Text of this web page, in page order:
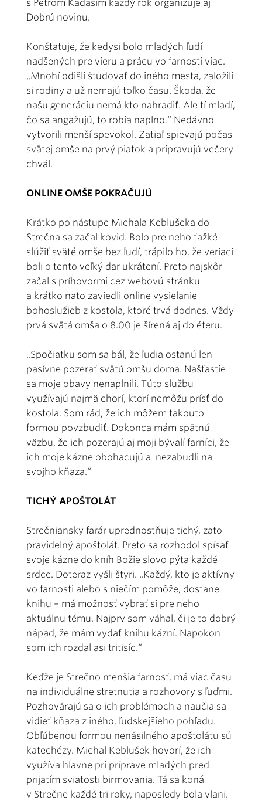
s Petrom Kadášim každý rok organizuje aj
Dobrú novinu.
Konštatuje, že kedysi bolo mladých ľudí
nadšených pre vieru a prácu vo farnosti viac.
„Mnohí odišli študovať do iného mesta, založili
si rodiny a už nemajú toľko času. Škoda, že
našu generáciu nemá kto nahradiť. Ale tí mladí,
čo sa angažujú, to robia naplno.“ Nedávno
vytvorili menší spevokol. Zatiaľ spievajú počas
svätej omše na prvý piatok a pripravujú večery
chvál.
ONLINE OMŠE POKRAČUJÚ
Krátko po nástupe Michala Keblušeka do
Strečna sa začal kovid. Bolo pre neho ťažké
slúžiť sväté omše bez ľudí, trápilo ho, že veriaci
boli o tento veľký dar ukrátení. Preto najskôr
začal s príhovormi cez webovú stránku
a krátko nato zaviedli online vysielanie
bohoslužieb z kostola, ktoré trvá dodnes. Vždy
prvá svätá omša o 8.00 je šírená aj do éteru.
„Spočiatku som sa bál, že ľudia ostanú len
pasívne pozerať svätú omšu doma. Našťastie
sa moje obavy nenaplnili. Túto službu
využívajú najmä chorí, ktorí nemôžu prísť do
kostola. Som rád, že ich môžem takouto
formou povzbudiť. Dokonca mám spätnú
väzbu, že ich pozerajú aj moji bývalí farníci, že
ich moje kázne obohacujú a nezabudli na
svojho kňaza.“
TICHÝ APOŠTOLÁT
Strečniansky farár uprednostňuje tichý, zato
pravidelný apoštolát. Preto sa rozhodol spísať
svoje kázne do kníh Božie slovo pýta každé
srdce. Doteraz vyšli štyri. „Každý, kto je aktívny
vo farnosti alebo s niečím pomôže, dostane
knihu – má možnosť vybrať si pre neho
aktuálnu tému. Najprv som váhal, či je to dobrý
nápad, že mám vydať knihu kázní. Napokon
som ich rozdal asi tritisíc.“
Keďže je Strečno menšia farnosť, má viac času
na individuálne stretnutia a rozhovory s ľuďmi.
Pozhovárajú sa o ich problémoch a naučia sa
vidieť kňaza z iného, ľudskejšieho pohľadu.
Obľúbenou formou nenásilného apoštolátu sú
katechézy. Michal Keblušek hovorí, že ich
využíva hlavne pri príprave mladých pred
prijatím sviatosti birmovania. Tá sa koná
v Strečne každé tri roky, naposledy bola vlani.